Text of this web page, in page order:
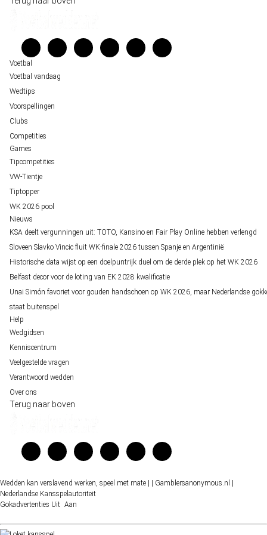
Belfast decor voor de loting van EK 2028 kwalificatie
Verantwoord wedden
Over ons
Voetbal
Voetbal vandaag
Wedtips
Voorspellingen
Clubs
Competities
Games
Tipcompetities
VW-Tientje
Tiptopper
WK 2026 pool
Nieuws
KSA deelt vergunningen uit: TOTO, Kansino en Fair Play Online hebben verlengd
Sloveen Slavko Vincic fluit WK-finale 2026 tussen Spanje en Argentinië
Historische data wijst op een doelpuntrijk duel om de derde plek op het WK 2026
Belfast decor voor de loting van EK 2028 kwalificatie
Unai Simón favoriet voor gouden handschoen op WK 2026, maar Nederlandse
staat buitenspel
Help
Wedgidsen
Kenniscentrum
Veelgestelde vragen
Verantwoord wedden
Over ons
Terug naar boven
Wedden kan verslavend werken, speel met mate | | Gamblersanonymous.nl
Nederlandse Kansspelautoriteit
Gokadvertenties Uit Aan